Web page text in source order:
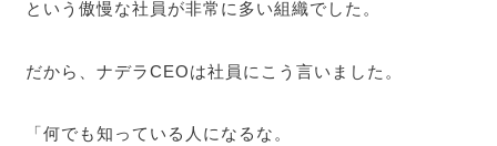
という傲慢な社員が非常に多い組織でした。
だから、ナデラCEOは社員にこう言いました。
「何でも知っている人になるな。